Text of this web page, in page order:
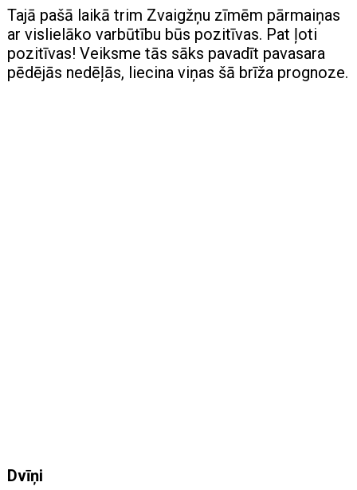
Tajā pašā laikā trim Zvaigžņu zīmēm pārmaiņas
ar vislielāko varbūtību būs pozitīvas. Pat ļoti
pozitīvas! Veiksme tās sāks pavadīt pavasara
pēdējās nedēļās, liecina viņas šā brīža prognoze.
Dvīņi